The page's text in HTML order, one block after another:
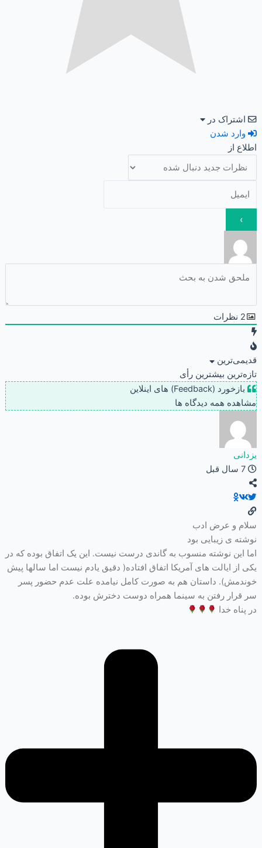
اشتراک در
وارد شدن
اطلاع از
2 نظرات
قدیمی‌ترین
تازه‌ترین بیشترین رأی
بازخورد (Feedback) های اینلاین
مشاهده همه دیدگاه ها
یزدانی
7 سال قبل
سلام و عرض ادب
نوشته ی زیبایی بود
اما این نوشته منسوب به گاندی درست نیست. این یک اتفاق بوده که در
یکی از ایالت های آمریکا اتفاق افتاده( دقیق یادم نیست اما سالها پیش
خوندمش). داستان هم به صورت کامل نیامده علت عدم حضور پسر
سر قرار رفتن به سینما همراه دوست دخترش بوده.
در پناه خدا